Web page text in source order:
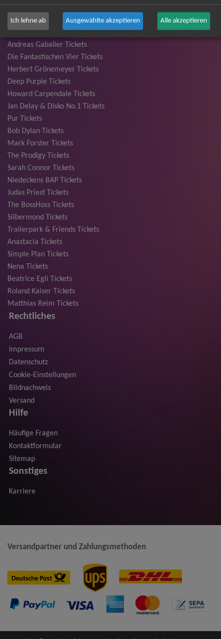
Ina Müller Tickets
Bryan Adams Tickets
Andreas Gabalier Tickets
Die Fantastischen Vier Tickets
Herbert Grönemeyer Tickets
Deep Purple Tickets
Howard Carpendale Tickets
Jan Delay & Disko No.1 Tickets
Pur Tickets
Bob Dylan Tickets
Mark Forster Tickets
The Prodigy Tickets
Sarah Connor Tickets
Niedeckens BAP Tickets
Judas Priest Tickets
The BossHoss Tickets
Silbermond Tickets
Trailerpark & Friends Tickets
Anastacia Tickets
Simple Plan Tickets
Nena Tickets
Beatrice Egli Tickets
Roland Kaiser Tickets
Matthias Reim Tickets
Rechtliches
AGB
Impressum
Datenschutz
Cookie-Einstellungen
Bildnachweis
Versand
Hilfe
Häufige Fragen
Kontaktformular
Sitemap
Sonstiges
Karriere
Versandpartner und Zahlungsmethoden
Ich lehne ab Ausgewählte akzeptieren Alle akzeptieren